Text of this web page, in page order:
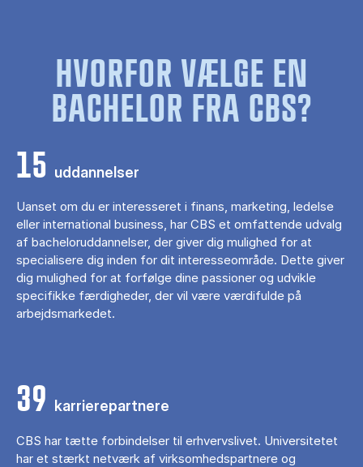
HVORFOR VÆLGE EN
BACHELOR FRA CBS?
15 uddannelser
Uanset om du er interesseret i finans, marketing, ledelse
eller international business, har CBS et omfattende udvalg
af bacheloruddannelser, der giver dig mulighed for at
specialisere dig inden for dit interesseområde. Dette giver
dig mulighed for at forfølge dine passioner og udvikle
specifikke færdigheder, der vil være værdifulde på
arbejdsmarkedet.
39 karrierepartnere
CBS har tætte forbindelser til erhvervslivet. Universitetet
har et stærkt netværk af virksomhedspartnere og